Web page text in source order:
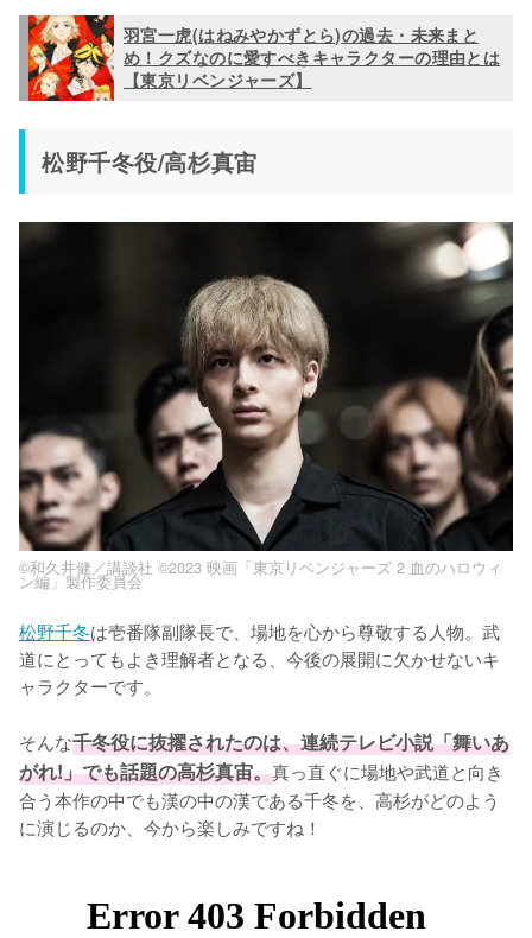
羽宮一虎(はねみやかずとら)の過去・未来まと
め！クズなのに愛すべきキャラクターの理由とは
【東京リベンジャーズ】
松野千冬役/高杉真宙
©和久井健／講談社 ©2023 映画「東京リベンジャーズ 2 血のハロウィ
ン編」製作委員会
松野千冬は壱番隊副隊長で、場地を心から尊敬する人物。武
道にとってもよき理解者となる、今後の展開に欠かせないキ
ャラクターです。
そんな千冬役に抜擢されたのは、連続テレビ小説「舞いあ
がれ!」でも話題の高杉真宙。真っ直ぐに場地や武道と向き
合う本作の中でも漢の中の漢である千冬を、高杉がどのよう
に演じるのか、今から楽しみですね！